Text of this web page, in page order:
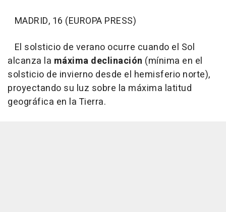
MADRID, 16 (EUROPA PRESS)
El solsticio de verano ocurre cuando el Sol
alcanza la máxima declinación (mínima en el
solsticio de invierno desde el hemisferio norte),
proyectando su luz sobre la máxima latitud
geográfica en la Tierra.